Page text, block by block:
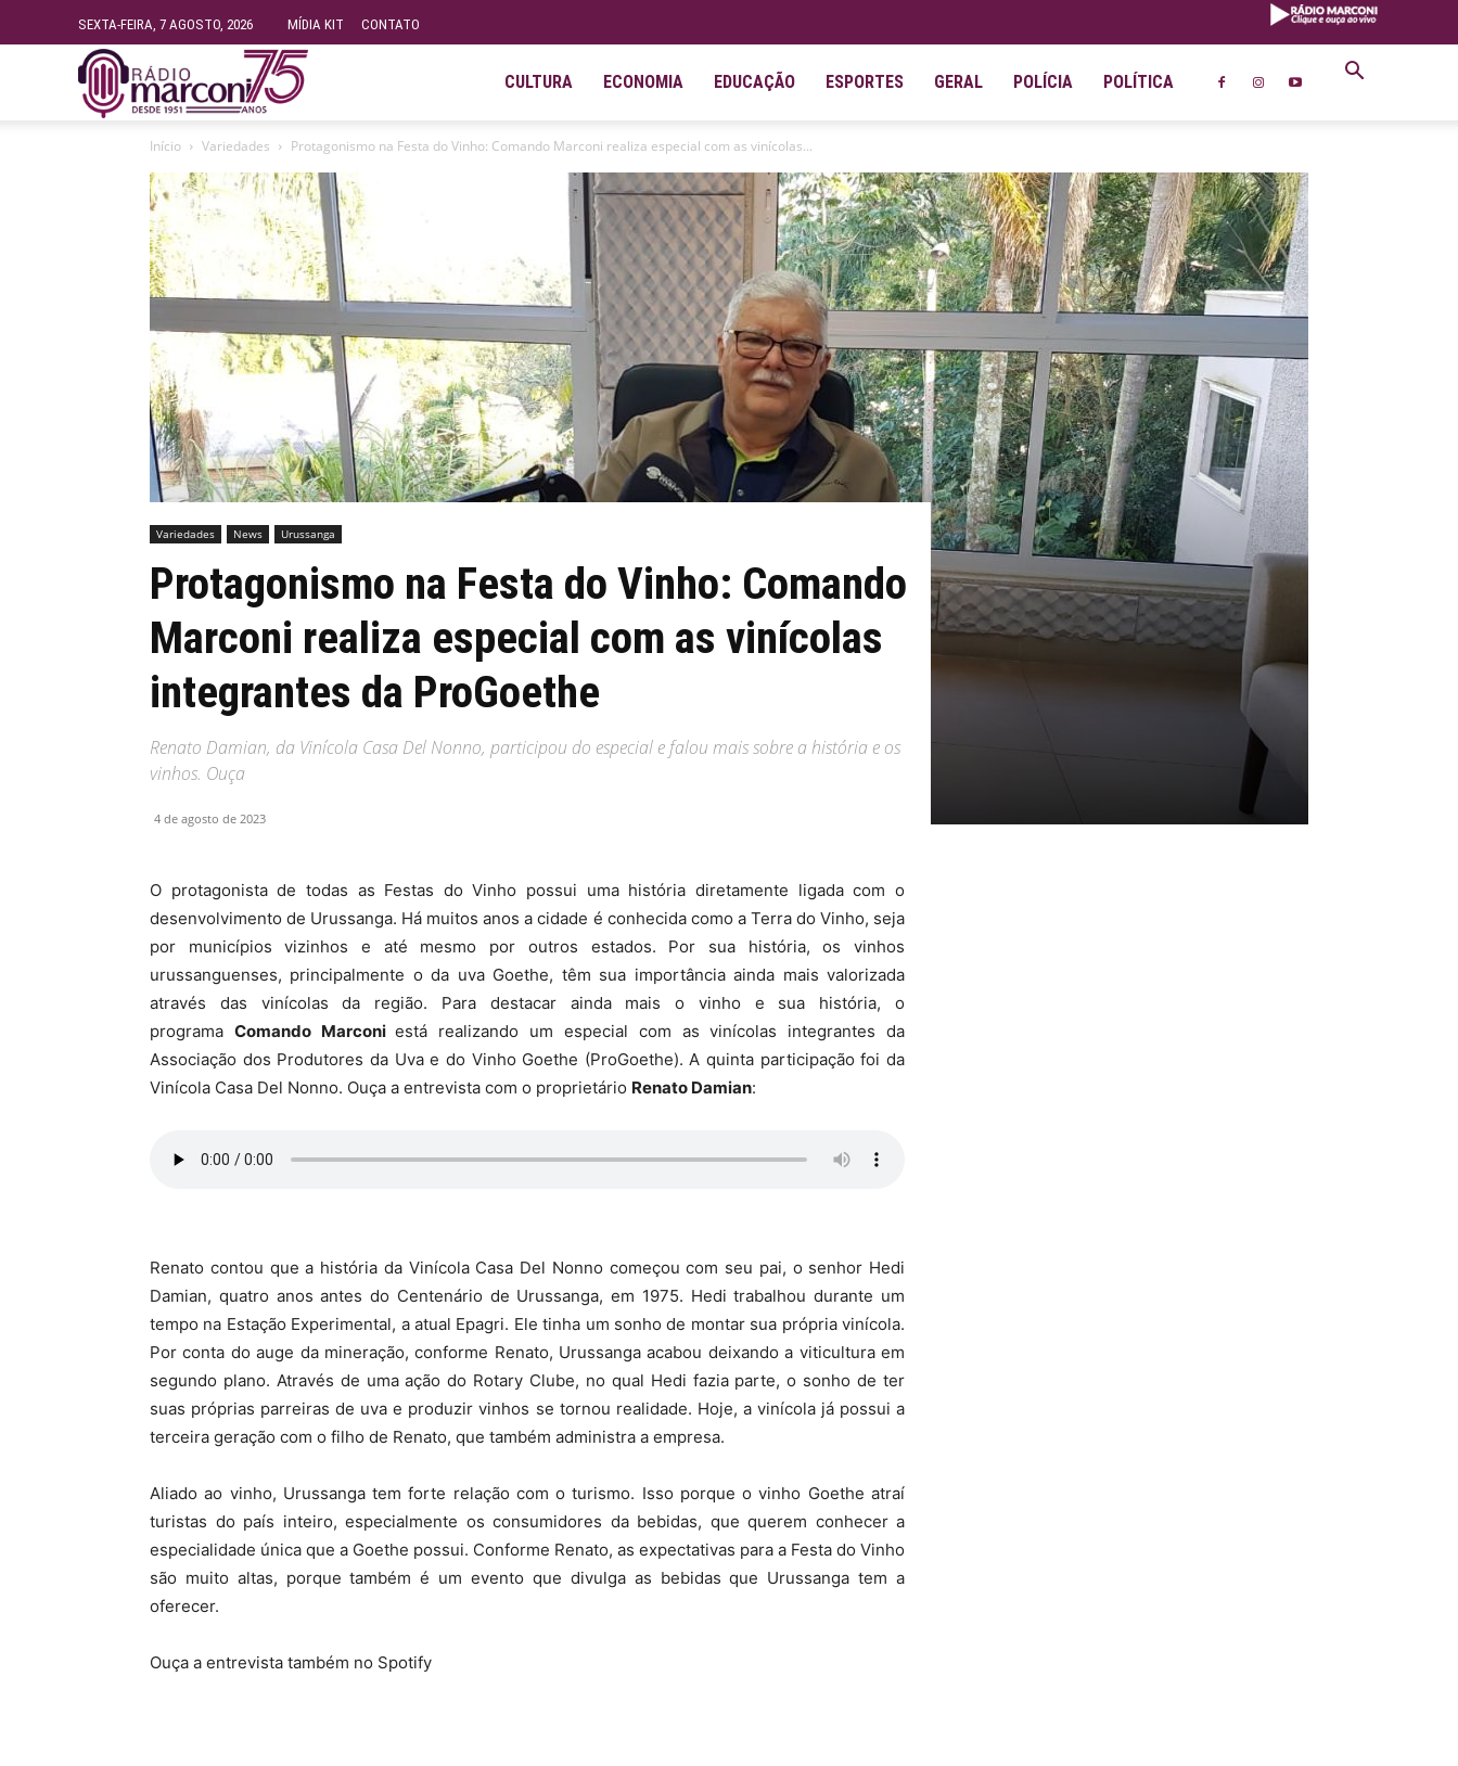
SEXTA-FEIRA, 7 AGOSTO, 2026 MÍDIA KIT CONTATO
Fundação
Marconi
–
99.9
MHZ
CULTURA ECONOMIA EDUCAÇÃO ESPORTES GERAL POLÍCIA POLÍTICA
Início Variedades Protagonismo na Festa do Vinho: Comando Marconi realiza especial com as vinícolas...
Variedades News Urussanga
Protagonismo na Festa do Vinho: Comando
Marconi realiza especial com as vinícolas
integrantes da ProGoethe
Renato Damian, da Vinícola Casa Del Nonno, participou do especial e falou mais sobre a história e os
vinhos. Ouça
4 de agosto de 2023
O protagonista de todas as Festas do Vinho possui uma história diretamente ligada com o
desenvolvimento de Urussanga. Há muitos anos a cidade é conhecida como a Terra do Vinho, seja
por municípios vizinhos e até mesmo por outros estados. Por sua história, os vinhos
urussanguenses, principalmente o da uva Goethe, têm sua importância ainda mais valorizada
através das vinícolas da região. Para destacar ainda mais o vinho e sua história, o
programa Comando Marconiestá realizando um especial com as vinícolas integrantes da
Associação dos Produtores da Uva e do Vinho Goethe (ProGoethe). A quinta participação foi da
Vinícola Casa Del Nonno. Ouça a entrevista com o proprietário Renato Damian:
Renato contou que a história da Vinícola Casa Del Nonno começou com seu pai, o senhor Hedi
Damian, quatro anos antes do Centenário de Urussanga, em 1975. Hedi trabalhou durante um
tempo na Estação Experimental, a atual Epagri. Ele tinha um sonho de montar sua própria vinícola.
Por conta do auge da mineração, conforme Renato, Urussanga acabou deixando a viticultura em
segundo plano. Através de uma ação do Rotary Clube, no qual Hedi fazia parte, o sonho de ter
suas próprias parreiras de uva e produzir vinhos se tornou realidade. Hoje, a vinícola já possui a
terceira geração com o filho de Renato, que também administra a empresa.
Aliado ao vinho, Urussanga tem forte relação com o turismo. Isso porque o vinho Goethe atraí
turistas do país inteiro, especialmente os consumidores da bebidas, que querem conhecer a
especialidade única que a Goethe possui. Conforme Renato, as expectativas para a Festa do Vinho
são muito altas, porque também é um evento que divulga as bebidas que Urussanga tem a
oferecer.
Ouça a entrevista também no Spotify